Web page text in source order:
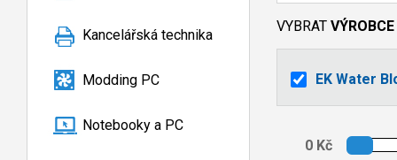
Kancelářská technika
Modding PC
Notebooky a PC
VYBRAT VÝROBCE
EK Water